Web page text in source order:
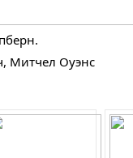
Митчел Оуэнс